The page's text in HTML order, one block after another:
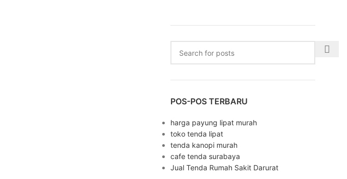
POS-POS TERBARU
harga payung lipat murah
toko tenda lipat
tenda kanopi murah
cafe tenda surabaya
Jual Tenda Rumah Sakit Darurat